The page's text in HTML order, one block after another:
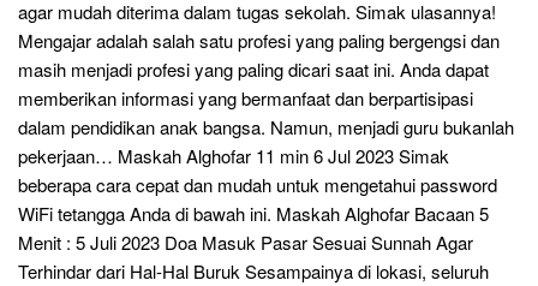
agar mudah diterima dalam tugas sekolah. Simak ulasannya!
Mengajar adalah salah satu profesi yang paling bergengsi dan
masih menjadi profesi yang paling dicari saat ini. Anda dapat
memberikan informasi yang bermanfaat dan berpartisipasi
dalam pendidikan anak bangsa. Namun, menjadi guru bukanlah
pekerjaan… Maskah Alghofar 11 min 6 Jul 2023 Simak
beberapa cara cepat dan mudah untuk mengetahui password
WiFi tetangga Anda di bawah ini. Maskah Alghofar Bacaan 5
Menit : 5 Juli 2023 Doa Masuk Pasar Sesuai Sunnah Agar
Terhindar dari Hal-Hal Buruk Sesampainya di lokasi, seluruh